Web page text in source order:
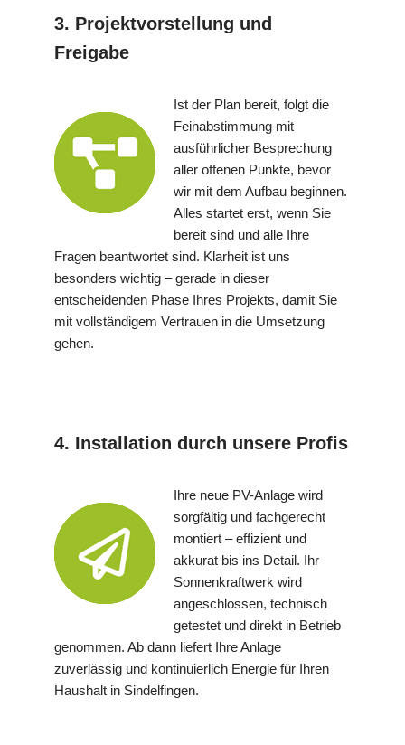
3. Projektvorstellung und
Freigabe
Ist der Plan bereit, folgt die
Feinabstimmung mit
ausführlicher Besprechung
aller offenen Punkte, bevor
wir mit dem Aufbau beginnen.
Alles startet erst, wenn Sie
bereit sind und alle Ihre
Fragen beantwortet sind. Klarheit ist uns
besonders wichtig – gerade in dieser
entscheidenden Phase Ihres Projekts, damit Sie
mit vollständigem Vertrauen in die Umsetzung
gehen.
4. Installation durch unsere Profis
Ihre neue PV-Anlage wird
sorgfältig und fachgerecht
montiert – effizient und
akkurat bis ins Detail. Ihr
Sonnenkraftwerk wird
angeschlossen, technisch
getestet und direkt in Betrieb
genommen. Ab dann liefert Ihre Anlage
zuverlässig und kontinuierlich Energie für Ihren
Haushalt in Sindelfingen.